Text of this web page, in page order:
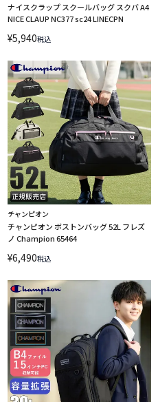
ナイスクラップ スクールバッグ スクバ A4
NICE CLAUP NC377 sc24 LINECPN
¥5,940税込
チャンピオン
チャンピオン ボストンバッグ 52L フレズ
ノ Champion 65464
¥6,490税込